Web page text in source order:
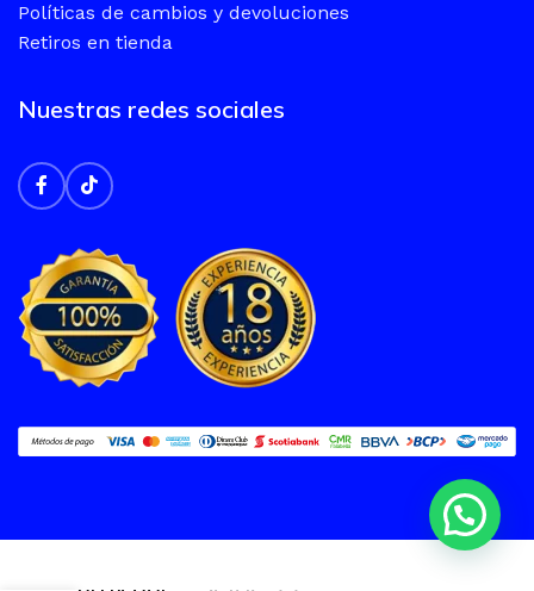
Políticas de cambios y devoluciones
Retiros en tienda
Nuestras redes sociales
COOLER PARA